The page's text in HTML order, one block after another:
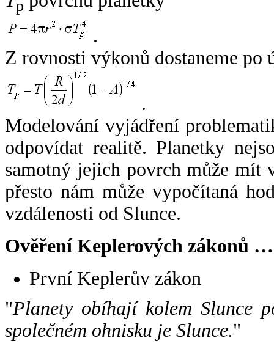
p
.
Z rovnosti výkonů dostaneme po
.
Modelování vyjádření
odpovídat realitě. Planetky
samotný jejich povrch může mít
přesto nám může vypočítaná
vzdálenosti od Slunce.
Ověření Keplerových zákonů …
První Keplerův zákon
"Planety obíhají kolem Slunce
společném ohnisku je Slunce."